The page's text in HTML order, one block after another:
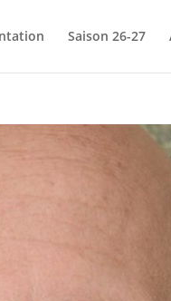
Saison 26-27